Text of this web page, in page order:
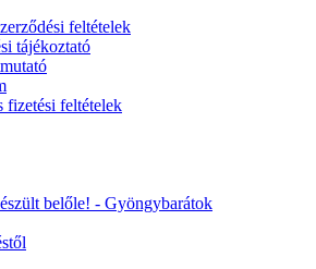
feltételek
tájékoztató
fizetési feltételek
belőle! - Gyöngybarátok